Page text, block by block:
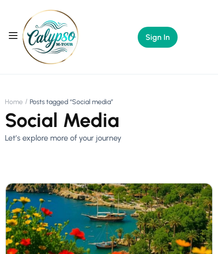
Sign In
Home Posts tagged “Social media”
Social Media
Let’s explore more of your journey